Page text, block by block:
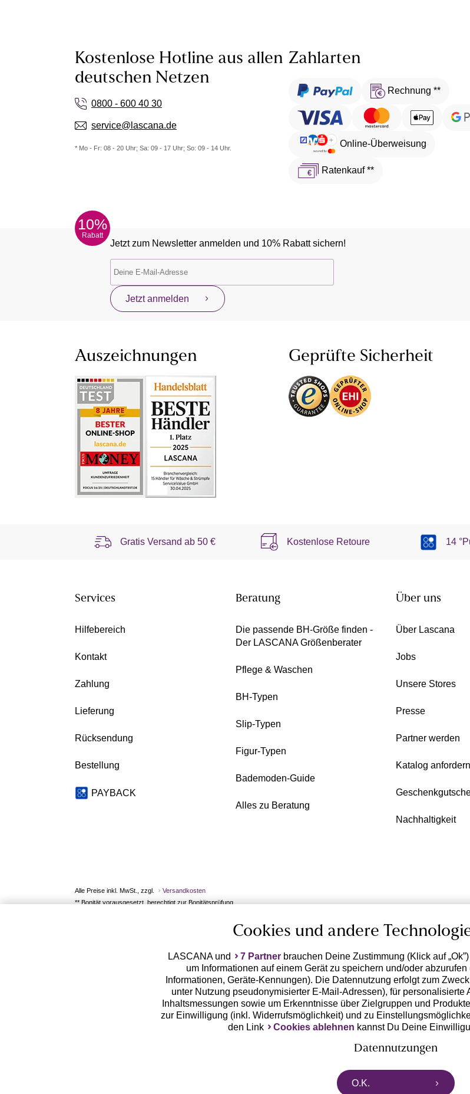
Kostenlose Hotline aus allen
deutschen Netzen
0800 - 600 40 30
service@lascana.de
* Mo - Fr: 08 - 20 Uhr; Sa: 09 - 17 Uhr; So: 09 - 14 Uhr.
Zahlarten
Rechnung **
Online-Überweisung
Ratenkauf **
10%
Rabatt
Jetzt zum Newsletter anmelden und 10% Rabatt sichern!
Jetzt anmelden
Auszeichnungen Geprüfte Sicherheit
Gratis Versand ab50 € Kostenlose Retoure 14
Services
Hilfebereich
Kontakt
Zahlung
Lieferung
Rücksendung
Bestellung
PAYBACK
Beratung
Die passende BH-Größe finden -
Der LASCANA Größenberater
Pflege & Waschen
BH-Typen
Slip-Typen
Figur-Typen
Bademoden-Guide
Alles zu Beratung
Über uns
Über Lascana
Jobs
Unsere Stores
Presse
Partner werden
Katalog anfordern
Nachhaltigkeit
Alle Preise inkl. MwSt., zzgl.
Versandkosten
** Bonität vorausgesetzt, berechtigt zur Bonitätsprüfung
Cookies und andere
LASCANA und 7 Partnerbrauchen Deine Zustimmung (Klick auf
um Informationen auf einem Gerät zu speichern und/oder
Informationen, Geräte-Kennungen). Die Datennutzung erfolgt zum
unter Nutzung pseudonymisierter E-Mail-Adressen), für personalisierte
Inhaltsmessungen sowie um Erkenntnisse über Zielgruppen und
zur Einwilligung (inkl. Widerrufsmöglichkeit) und zu
den Link
Cookies ablehnen kannst Du Deine
Datennutzungen
LASCANA arbeitet mit Partnern zusammen, die von deinem Endgerät
von uns übermittelten pseudonymisierten Daten zur Aussteuerung
O.K.